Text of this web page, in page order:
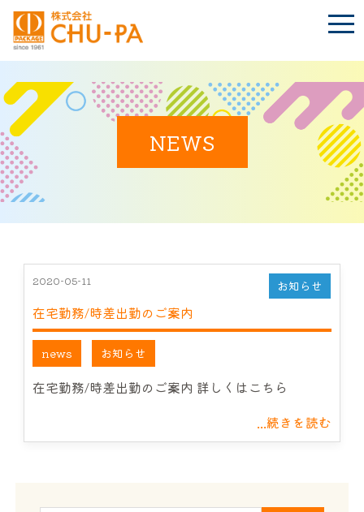
t
o
e
n
a
v
i
g
a
t
o
n
Language BLOG
会社案内
製品紹介
サービス案内
CHU-PAについて
NEWS
2020-05-11
在宅勤務/時差出勤のご案内
お知らせ
news お知らせ
在宅勤務/時差出勤のご案内 詳しくはこちら
...続きを読む